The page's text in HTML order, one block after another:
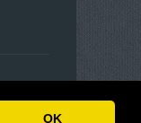
OK